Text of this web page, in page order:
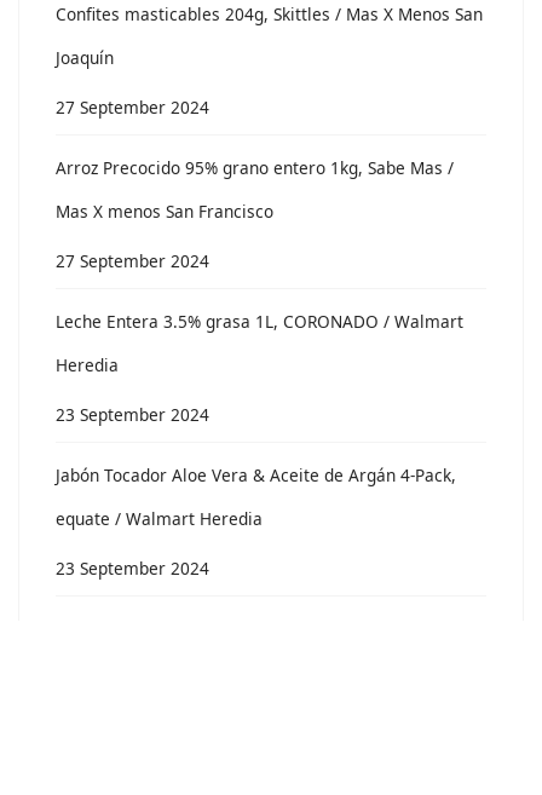
Confites masticables 204g, Skittles / Mas X Menos San
Joaquín
27 September 2024
Arroz Precocido 95% grano entero 1kg, Sabe Mas /
Mas X menos San Francisco
27 September 2024
Leche Entera 3.5% grasa 1L, CORONADO / Walmart
Heredia
23 September 2024
Jabón Tocador Aloe Vera & Aceite de Argán 4-Pack,
equate / Walmart Heredia
23 September 2024